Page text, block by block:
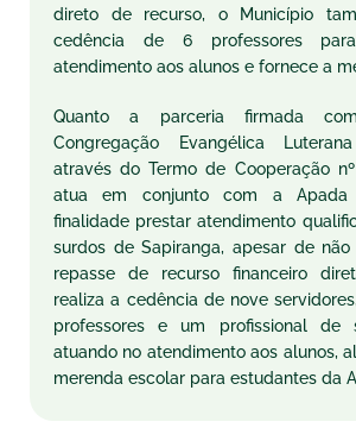
direto de recurso, o Município
cedência de 6 professores
atendimento aos alunos e fornece a
Quanto a parceria firmada
Congregação Evangélica
através do Termo de Cooperação
atua em conjunto com a
finalidade prestar atendimento
surdos de Sapiranga, apesar de
repasse de recurso financeiro
realiza a cedência de nove
professores e um profissional de
atuando no atendimento aos alunos,
merenda escolar para estudantes da